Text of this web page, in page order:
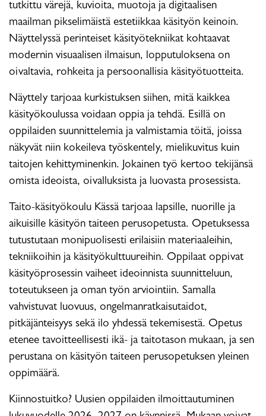
tutkittu värejä, kuvioita, muotoja ja digitaalisen
maailman pikselimäistä estetiikkaa käsityön keinoin.
Näyttelyssä perinteiset käsityötekniikat kohtaavat
modernin visuaalisen ilmaisun, lopputuloksena on
oivaltavia, rohkeita ja persoonallisia käsityötuotteita.
Näyttely tarjoaa kurkistuksen siihen, mitä kaikkea
käsityökoulussa voidaan oppia ja tehdä. Esillä on
oppilaiden suunnittelemia ja valmistamia töitä, joissa
näkyvät niin kokeileva työskentely, mielikuvitus kuin
taitojen kehittyminenkin. Jokainen työ kertoo tekijänsä
omista ideoista, oivalluksista ja luovasta prosessista.
Taito-käsityökoulu Kässä tarjoaa lapsille, nuorille ja
aikuisille käsityön taiteen perusopetusta. Opetuksessa
tutustutaan monipuolisesti erilaisiin materiaaleihin,
tekniikoihin ja käsityökulttuureihin. Oppilaat oppivat
käsityöprosessin vaiheet ideoinnista suunnitteluun,
toteutukseen ja oman työn arviointiin. Samalla
vahvistuvat luovuus, ongelmanratkaisutaidot,
pitkäjänteisyys sekä ilo yhdessä tekemisestä. Opetus
etenee tavoitteellisesti ikä- ja taitotason mukaan, ja sen
perustana on käsityön taiteen perusopetuksen yleinen
oppimäärä.
Kiinnostuitko? Uusien oppilaiden ilmoittautuminen